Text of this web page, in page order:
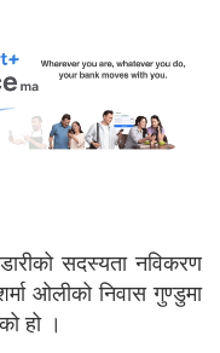
सदस्यता नविकरण
ओलीको निवास गुण्डुमा
हो ।